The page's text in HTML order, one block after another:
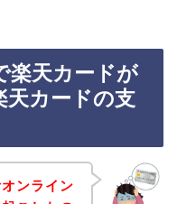
楽天カードが
天カードの支
ンライン